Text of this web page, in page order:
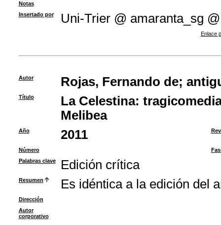
Notas
Insertado por
Uni-Trier @ amaranta_sg
Enlace
Autor Rojas, Fernando de;
Título
La Celestina:
Melibea
Año 2011
Número
Palabras clave
Edición crítica
Resumen Es idéntica a la edición del
Dirección
Autor
corporativo